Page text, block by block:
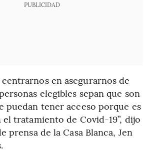
PUBLICIDAD
en asegurarnos de
elegibles sepan que son
puedan tener acceso porque es
tratamiento de Covid-19”, dijo
prensa de la Casa Blanca, Jen